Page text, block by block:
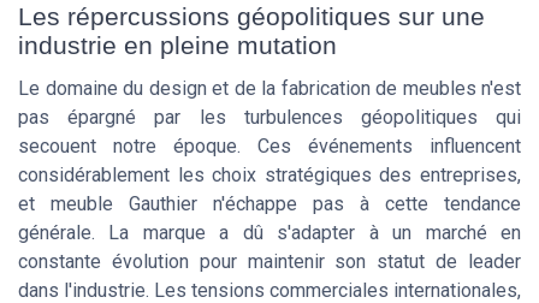
Les répercussions géopolitiques sur une
industrie en pleine mutation
Le domaine du design et de la fabrication de meubles n'est
pas épargné par les turbulences géopolitiques qui
secouent notre époque. Ces événements influencent
considérablement les choix stratégiques des entreprises,
et meuble Gauthier n'échappe pas à cette tendance
générale. La marque a dû s'adapter à un marché en
constante évolution pour maintenir son statut de leader
dans l'industrie. Les tensions commerciales internationales,